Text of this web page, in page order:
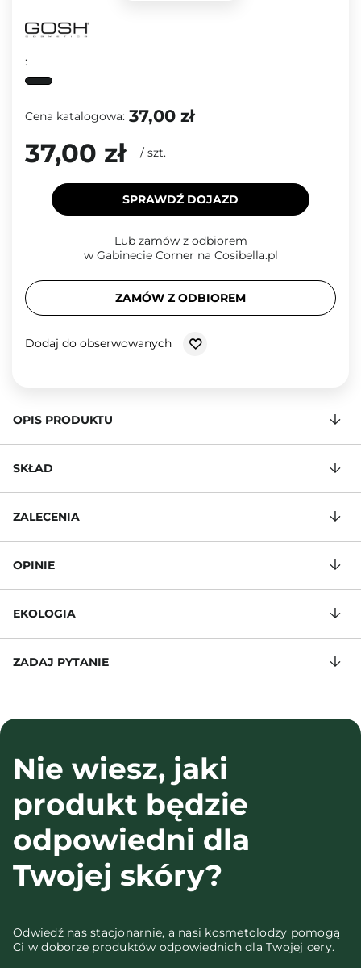
:
Cena katalogowa: 37,00 zł
37,00 zł / szt.
SPRAWDŹ DOJAZD
Lub zamów z odbiorem
w Gabinecie Corner na Cosibella.pl
ZAMÓW Z ODBIOREM
Dodaj do obserwowanych
OPIS PRODUKTU
SKŁAD
ZALECENIA
OPINIE
EKOLOGIA
ZADAJ PYTANIE
Nie wiesz, jaki
produkt będzie
odpowiedni dla
Twojej skóry?
Odwiedź nas stacjonarnie, a nasi kosmetolodzy pomogą
Ci w doborze produktów odpowiednich dla Twojej cery.